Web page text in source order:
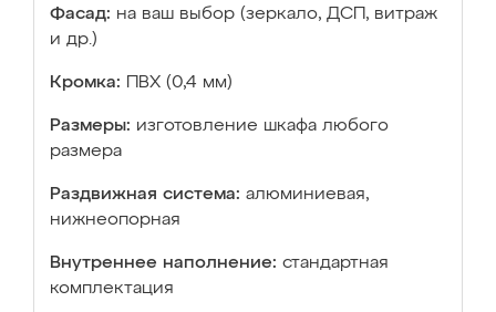
Фасад: на ваш выбор (зеркало, ДСП, витраж
и др.)
Кромка: ПВХ (0,4 мм)
Размеры: изготовление шкафа любого
размера
Раздвижная система: алюминиевая,
нижнеопорная
Внутреннее наполнение: стандартная
комплектация